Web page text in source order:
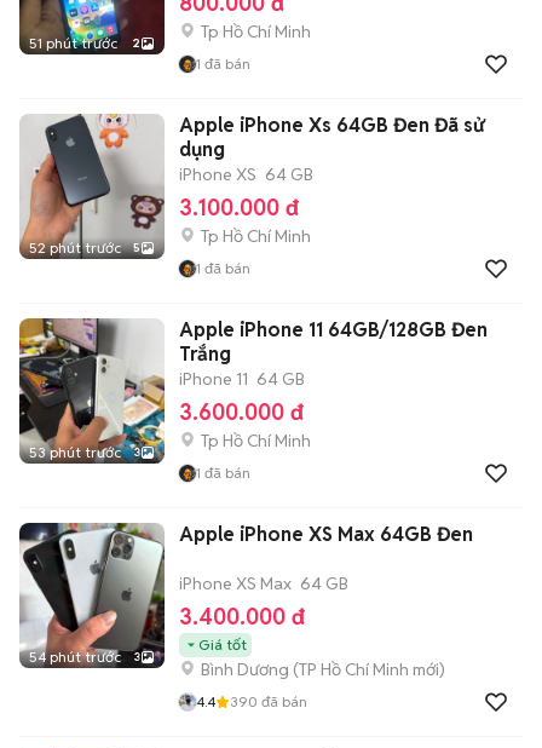
51 phút trước 2
Tp Hồ Chí Minh
1 đã bán
52 phút trước 5
Apple iPhone Xs 64GB Đen Đã sử
dụng
iPhone XS 64 GB
3.100.000 đ
Tp Hồ Chí Minh
1 đã bán
53 phút trước 3
Apple iPhone 11 64GB/128GB Đen
Trắng
iPhone 11 64 GB
3.600.000 đ
Tp Hồ Chí Minh
1 đã bán
54 phút trước 3
Apple iPhone XS Max 64GB Đen
iPhone XS Max 64 GB
3.400.000 đ
Giá tốt
Bình Dương (TP Hồ Chí Minh mới)
4.4 390 đã bán